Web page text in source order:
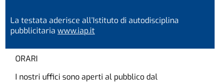
La testata aderisce all’Istituto di autodisciplina
pubblicitariawww.iap.it
ORARI
I nostri uffici sono aperti al pubblico dal